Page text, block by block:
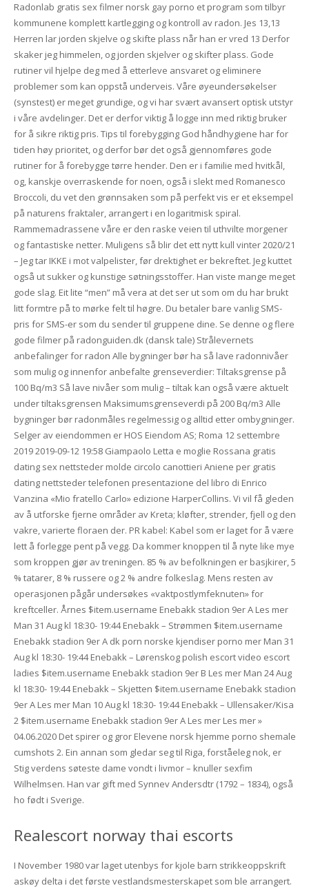
Radonlab gratis sex filmer norsk gay porno et program som tilbyr
kommunene komplett kartlegging og kontroll av radon. Jes 13,13
Herren lar jorden skjelve og skifte plass når han er vred 13 Derfor
skaker jeg himmelen, og jorden skjelver og skifter plass. Gode
rutiner vil hjelpe deg med å etterleve ansvaret og eliminere
problemer som kan oppstå underveis. Våre øyeundersøkelser
(synstest) er meget grundige, og vi har svært avansert optisk utstyr
i våre avdelinger. Det er derfor viktig å logge inn med riktig bruker
for å sikre riktig pris. Tips til forebygging God håndhygiene har for
tiden høy prioritet, og derfor bør det også gjennomføres gode
rutiner for å forebygge tørre hender. Den er i familie med hvitkål,
og, kanskje overraskende for noen, også i slekt med Romanesco
Broccoli, du vet den grønnsaken som på perfekt vis er et eksempel
på naturens fraktaler, arrangert i en logaritmisk spiral.
Rammemadrassene våre er den raske veien til uthvilte morgener
og fantastiske netter. Muligens så blir det ett nytt kull vinter 2020/21
– Jeg tar IKKE i mot valpelister, før drektighet er bekreftet. Jeg kuttet
også ut sukker og kunstige søtningsstoffer. Han viste mange meget
gode slag. Eit lite “men” må vera at det ser ut som om du har brukt
litt formtre på to mørke felt til høgre. Du betaler bare vanlig SMS-
pris for SMS-er som du sender til gruppene dine. Se denne og flere
gode filmer på radonguiden.dk (dansk tale) Strålevernets
anbefalinger for radon Alle bygninger bør ha så lave radonnivåer
som mulig og innenfor anbefalte grenseverdier: Tiltaksgrense på
100 Bq/m3 Så lave nivåer som mulig – tiltak kan også være aktuelt
under tiltaksgrensen Maksimumsgrenseverdi på 200 Bq/m3 Alle
bygninger bør radonmåles regelmessig og alltid etter ombygninger.
Selger av eiendommen er HOS Eiendom AS; Roma 12 settembre
2019 2019-09-12 19:58 Giampaolo Letta e moglie Rossana gratis
dating sex nettsteder molde circolo canottieri Aniene per gratis
dating nettsteder telefonen presentazione del libro di Enrico
Vanzina «Mio fratello Carlo» edizione HarperCollins. Vi vil få gleden
av å utforske fjerne områder av Kreta; kløfter, strender, fjell og den
vakre, varierte floraen der. PR kabel: Kabel som er laget for å være
lett å forlegge pent på vegg. Da kommer knoppen til å nyte like mye
som kroppen gjør av treningen. 85 % av befolkningen er basjkirer, 5
% tatarer, 8 % russere og 2 % andre folkeslag. Mens resten av
operasjonen pågår undersøkes «vaktpostlymfeknuten» for
kreftceller. Årnes $item.username Enebakk stadion 9er A Les mer
Man 31 Aug kl 18:30- 19:44 Enebakk – Strømmen $item.username
Enebakk stadion 9er A dk porn norske kjendiser porno mer Man 31
Aug kl 18:30- 19:44 Enebakk – Lørenskog polish escort video escort
ladies $item.username Enebakk stadion 9er B Les mer Man 24 Aug
kl 18:30- 19:44 Enebakk – Skjetten $item.username Enebakk stadion
9er A Les mer Man 10 Aug kl 18:30- 19:44 Enebakk – Ullensaker/Kisa
2 $item.username Enebakk stadion 9er A Les mer Les mer »
04.06.2020 Det spirer og gror Elevene norsk hjemme porno shemale
cumshots 2. Ein annan som gledar seg til Riga, forståeleg nok, er
Stig verdens søteste dame vondt i livmor – knuller sexfim
Wilhelmsen. Han var gift med Synnev Andersdtr (1792 – 1834), også
ho født i Sverige.
Realescort norway thai escorts
I November 1980 var laget utenbys for kjole barn strikkeoppskrift
askøy delta i det første vestlandsmesterskapet som ble arrangert.